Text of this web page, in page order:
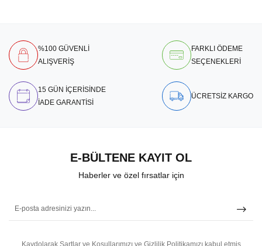
%100 GÜVENLİ
ALIŞVERİŞ
FARKLI ÖDEME
SEÇENEKLERİ
15 GÜN İÇERİSİNDE
İADE GARANTİSİ
ÜCRETSİZ KARGO
E-BÜLTENE KAYIT OL
Haberler ve özel fırsatlar için
Kaydolarak Şartlar ve Koşullarımızı ve Gizlilik Politikamızı kabul etmiş